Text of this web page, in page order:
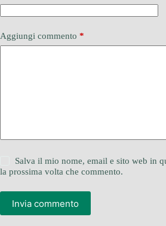
Aggiungi commento *
Salva il mio nome, email e sito web in
la prossima volta che commento.
Invia commento